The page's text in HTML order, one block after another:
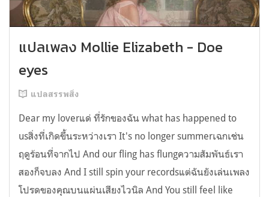
แปลเพลง Mollie Elizabeth - Doe
eyes
แปลสรรพสิ่ง
Dear my loverแด่ ที่รักของฉัน what has happened to
usสิ่งที่เกิดขึ้นระหว่างเรา It's no longer summerเฉกเช่น
ฤดูร้อนที่จากไป And our fling has flungความสัมพันธ์เรา
สองก็จบลง And I still spin your recordsแต่ฉันยังเล่นเพลง
โปรดของคุณบนแผ่นเสียงไวนิล And You still feel like